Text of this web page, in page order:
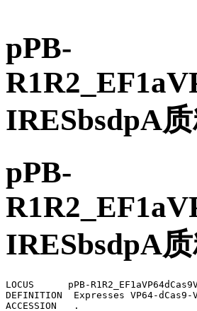
pPB-
IRESbsdpA
pPB-
IRESbsdpA
LOCUS      pPB-R1R2_EF1aVP64dCas9VP64_T2A_MS2p65HSF1-IRESbsdpA               12532 bp ds-DNA     circular SYN 12-MAY-2021
DEFINITION  Expresses VP64-dCas9-VP64 and MS2-p65-HSF1 fusion proteins.
ACCESSION   .
VERSION     .
KEYWORDS    pPB-R1R2_EF1aVP64dCas9VP64_T2A_MS2p65HSF1-IRESbsdpA
SOURCE      synthetic DNA construct
  ORGANISM  synthetic DNA construct
REFERENCE   1  (bases 1 to 12532)
  AUTHORS   Chong ZS, Ohnishi S, Yusa K, Wright GJ
  TITLE     Pooled extracellular receptor-ligand interaction screening using 
            CRISPR activation.
  JOURNAL   Genome Biol. 2018 Nov 26;19(1):205. doi: 10.1186/s13059-018-1581-3.
  PUBMED    30477585
REFERENCE   2  (bases 1 to 12532)
  AUTHORS   .
  TITLE     Direct Submission
  JOURNAL   Exported May 12, 2021 from SnapGene Server 1.1.58
            http://www.snapgene.com
FEATURES             Location/Qualifiers
     source          1..12532
                     /organism="synthetic DNA construct"
                     /mol_type="other DNA"
     rep_origin      complement(3..458)
                     /direction=LEFT
                     /label=f1 ori
                     /note="f1 bacteriophage origin of replication; arrow 
                     indicates direction of (+) strand synthesis"
     primer_bind     complement(140..161)
                     /label=F1ori-F
                     /note="F1 origin, forward primer"
     primer_bind     352..371
                     /label=F1ori-R
                     /note="F1 origin, reverse primer"
     primer_bind     585..607
                     /label=M13/pUC Forward
                     /note="In lacZ gene"
     primer_bind     599..616
                     /label=M13 Forward
                     /note="In lacZ gene. Also called M13-F20 or M13 (-21) 
                     Forward"
     primer_bind     600..616
                     /label=M13 fwd
                     /note="common sequencing primer, one of multiple similar 
                     variants"
     primer_bind     626..645
                     /label=T7
                     /note="T7 promoter, forward primer"
     promoter        626..644
                     /label=T7 promoter
                     /note="promoter for bacteriophage T7 RNA polymerase"
     repeat_region   674..708
                     /label=piggyBac left (5') inverted repeat
                     /note="piggyBac transposon-specific inverted terminal 
                     repeat sequence (ITR)"
     protein_bind    998..1022
                     /gene="mutant version of attB"
                     /label=attB1
                     /bound_moiety="BP Clonase(TM)"
                     /note="recombination site for the Gateway(R) BP reaction"
     promoter        1474..2654
                     /label=EF-1-alpha promoter
                     /note="strong constitutive